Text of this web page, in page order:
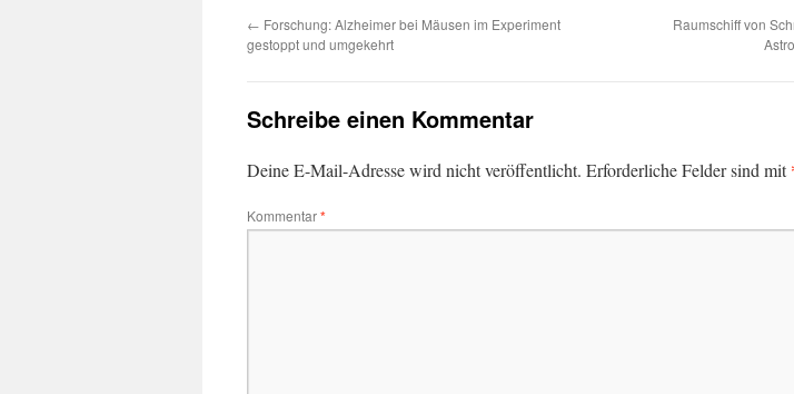
← Forschung: Alzheimer bei Mäusen im Experiment
gestoppt und umgekehrt
Raumschiff von
Schreibe einen Kommentar
Deine E-Mail-Adresse wird nicht veröffentlicht. Erforderliche Felder sind mit
Kommentar*